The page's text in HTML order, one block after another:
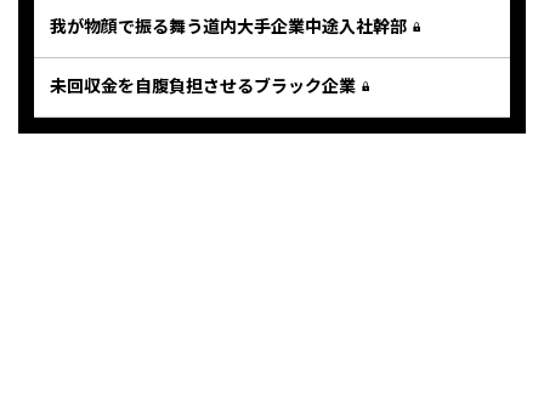
我が物顔で振る舞う道内大手企業中途入社幹部
未回収金を自腹負担させるブラック企業